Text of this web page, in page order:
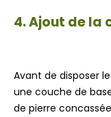
4. Ajout de la
Avant de disposer
une couche de
de pierre